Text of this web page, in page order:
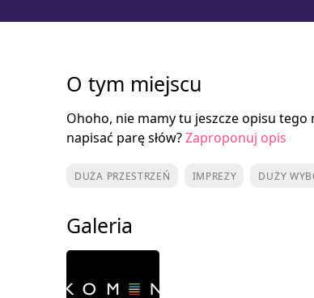
O tym miejscu
Ohoho, nie mamy tu jeszcze opisu tego
napisać parę słów?Zaproponuj opis
DUŻA PRZESTRZEŃ IMPREZY DUŻY
Galeria